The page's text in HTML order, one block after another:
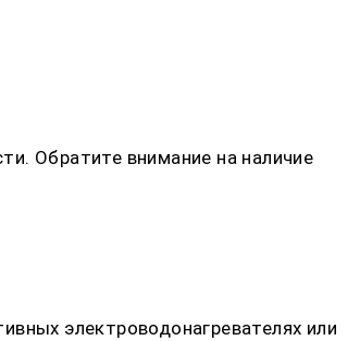
Обратите внимание на наличие
электроводонагревателях или